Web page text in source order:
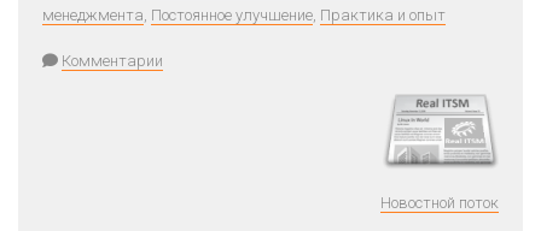
менеджмента, Постоянное улучшение, Практика и опыт
Комментарии
Новостной поток